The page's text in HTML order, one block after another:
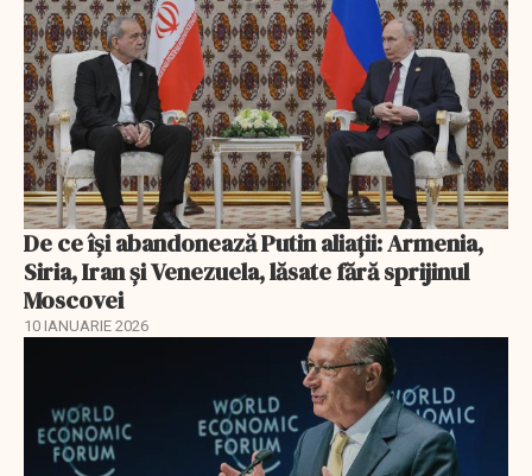
De ce își abandonează Putin aliații: Armenia,
Siria, Iran și Venezuela, lăsate fără sprijinul
Moscovei
10 IANUARIE 2026